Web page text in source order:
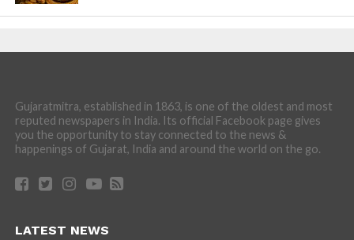
Gujaratmitra, established in 1863, is one of the oldest and most
reputed newspapers in India. Its official Facebook page gives
you the opportunity to stay connected to the news &
happenings of Gujarat, India and around the world on the go.
LATEST NEWS